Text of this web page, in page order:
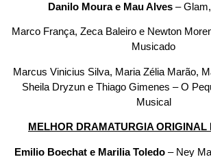
Danilo Moura e Mau Alves–
Marco França, Zeca Baleiro e Newton
Musicado
Marcus Vinicius Silva, Maria Zélia Marão,
Sheila Dryzun e Thiago Gimenes – O
Musical
MELHOR DRAMATURGIA ORIGINAL
Emilio Boechat e Marilia Toledo – Ney